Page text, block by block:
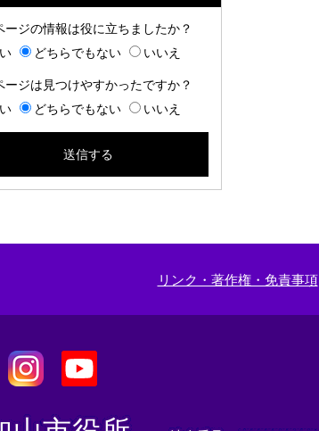
ージの情報は役に立ちましたか？
どちらでもない いいえ
ージは見つけやすかったですか？
どちらでもない いいえ
リンク・著作権・免責事項
外
外